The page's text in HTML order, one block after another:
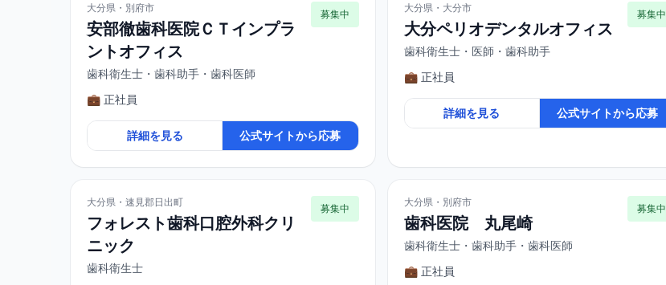
大分県・別府市
安部徹歯科医院ＣＴインプラ
ントオフィス
歯科衛生士・歯科助手・歯科医師
募集中
💼 正社員
詳細を見る 公式サイトから応募
大分県・大分市
大分ペリオデンタルオフィス
歯科衛生士・医師・歯科助手
募集中
💼 正社員
詳細を見る 公式サイトから応募
大分県・速見郡日出町
フォレスト歯科口腔外科クリ
ニック
歯科衛生士
募集中 大分県・別府市
歯科医院 丸尾崎
歯科衛生士・歯科助手・歯科医師
募集中
💼 正社員